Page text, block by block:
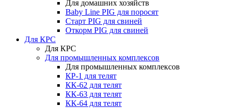
Для домашних хозяйств
Baby Line PIG для поросят
Старт PIG для свиней
Откорм PIG для свиней
Для КРС
Для КРС
Для промышленных комплексов
Для промышленных комплексов
КР-1 для телят
КК-62 для телят
КК-63 для телят
КК-64 для телят